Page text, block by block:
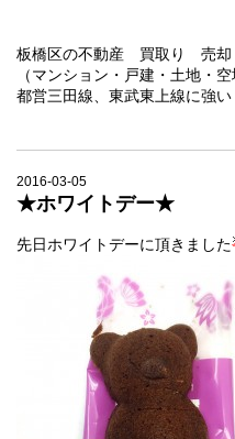
板橋区の不動産 買取り 売
（マンション・戸建・土地・
都営三田線、東武東上線に強
2016-03-05
★ホワイトデー★
先日ホワイトデーに頂きました